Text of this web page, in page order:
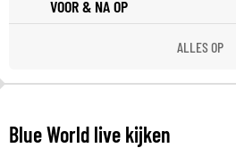
VOOR & NA OP
ALLES OP
Blue World live kijken